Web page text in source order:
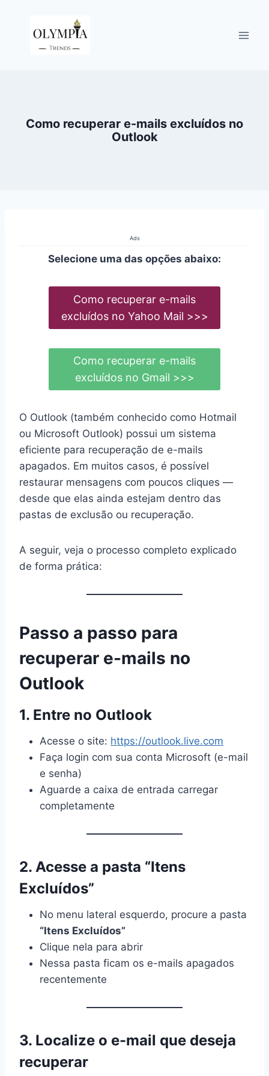
Como recuperar e-mails excluídos no
Outlook
Ads
Selecione uma das opções abaixo:
Como recuperar e-mails
excluídos no Yahoo Mail >>>
Como recuperar e-mails
excluídos no Gmail >>>
O Outlook (também conhecido como Hotmail
ou Microsoft Outlook) possui um sistema
eficiente para recuperação de e-mails
apagados. Em muitos casos, é possível
restaurar mensagens com poucos cliques —
desde que elas ainda estejam dentro das
pastas de exclusão ou recuperação.
A seguir, veja o processo completo explicado
de forma prática:
Passo a passo para
recuperar e-mails no
Outlook
1. Entre no Outlook
Acesse o site: https://outlook.live.com
Faça login com sua conta Microsoft (e-mail
e senha)
Aguarde a caixa de entrada carregar
completamente
2. Acesse a pasta “Itens
Excluídos”
No menu lateral esquerdo, procure a pasta
“Itens Excluídos”
Clique nela para abrir
Nessa pasta ficam os e-mails apagados
recentemente
3. Localize o e-mail que deseja
recuperar